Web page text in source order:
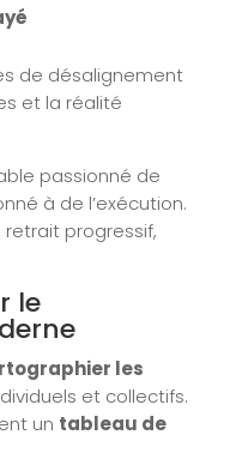
de désalignement
et la réalité
passionné de
à de l’exécution.
retrait progressif,
le
les
et collectifs.
un tableau de